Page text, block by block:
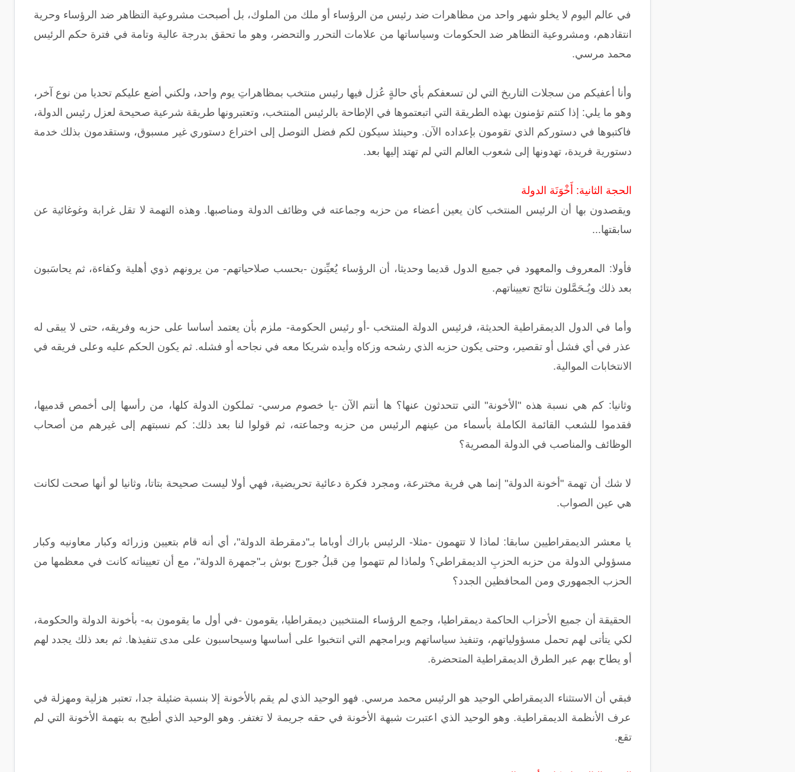
في عالم اليوم لا يخلو شهر واحد من مظاهرات ضد رئيس من الرؤساء أو ملك من الملوك، بل أصبحت مشروعية التظاهر ضد الرؤساء وحرية
انتقادهم، ومشروعية التظاهر ضد الحكومات وسياساتها من علامات التحرر والتحضر، وهو ما تحقق بدرجة عالية وتامة في فترة حكم الرئيس
محمد مرسي.
وأنا أعفيكم من سجلات التاريخ التي لن تسعفكم بأي حالةٍ عُزل فيها رئيس منتخب بمظاهراتِ يوم واحد، ولكني أضع عليكم تحديا من نوع آخر،
وهو ما يلي: إذا كنتم تؤمنون بهذه الطريقة التي اتبعتموها في الإطاحة بالرئيس المنتخب، وتعتبرونها طريقة شرعية صحيحة لعزل رئيس الدولة،
فاكتبوها في دستوركم الذي تقومون بإعداده الآن. وحينئذ سيكون لكم فضل التوصل إلى اختراع دستوري غير مسبوق، وستقدمون بذلك خدمة
دستورية فريدة، تهدونها إلى شعوب العالم التي لم تهتد إليها بعد.
الحجة الثانية: أَخْوَنَة الدولة
ويقصدون بها أن الرئيس المنتخب كان يعين أعضاء من حزبه وجماعته في وظائف الدولة ومناصبها. وهذه التهمة لا تقل غرابة وغوغائية عن
سابقتها...
فأولا: المعروف والمعهود في جميع الدول قديما وحديثا، أن الرؤساء يُعيِّنون -بحسب صلاحياتهم- من يرونهم ذوي أهلية وكفاءة، ثم يحاسَبون
بعد ذلك ويُـحَمَّلون نتائج تعييناتهم.
وأما في الدول الديمقراطية الحديثة، فرئيس الدولة المنتخب -أو رئيس الحكومة- ملزم بأن يعتمد أساسا على حزبه وفريقه، حتى لا يبقى له
عذر في أي فشل أو تقصير، وحتى يكون حزبه الذي رشحه وزكاه وأيده شريكا معه في نجاحه أو فشله. ثم يكون الحكم عليه وعلى فريقه في
الانتخابات الموالية.
وثانيا: كم هي نسبة هذه "الأخونة" التي تتحدثون عنها؟ ها أنتم الآن -يا خصوم مرسي- تملكون الدولة كلها، من رأسها إلى أخمص قدميها،
فقدموا للشعب القائمة الكاملة بأسماء من عينهم الرئيس من حزبه وجماعته، ثم قولوا لنا بعد ذلك: كم نسبتهم إلى غيرهم من أصحاب
الوظائف والمناصب في الدولة المصرية؟
لا شك أن تهمة "أخونة الدولة" إنما هي فرية مخترعة، ومجرد فكرة دعائية تحريضية، فهي أولا ليست صحيحة بتاتا، وثانيا لو أنها صحت لكانت
هي عين الصواب.
يا معشر الديمقراطيين سابقا: لماذا لا تتهمون -مثلا- الرئيس باراك أوباما بـ"دمقرطة الدولة"، أي أنه قام بتعيين وزرائه وكبار معاونيه وكبار
مسؤولي الدولة من حزبه الحزبِ الديمقراطي؟ ولماذا لم تتهموا مِن قبلُ جورج بوش بـ"جمهرة الدولة"، مع أن تعييناته كانت في معظمها من
الحزب الجمهوري ومن المحافظين الجدد؟
الحقيقة أن جميع الأحزاب الحاكمة ديمقراطيا، وجمع الرؤساء المنتخبين ديمقراطيا، يقومون -في أول ما يقومون به- بأخونة الدولة والحكومة،
لكي يتأتى لهم تحمل مسؤولياتهم، وتنفيذ سياساتهم وبرامجهم التي انتخبوا على أساسها وسيحاسبون على مدى تنفيذها. ثم بعد ذلك يجدد لهم
أو يطاح بهم عبر الطرق الديمقراطية المتحضرة.
فبقي أن الاستثناء الديمقراطي الوحيد هو الرئيس محمد مرسي. فهو الوحيد الذي لم يقم بالأخونة إلا بنسبة ضئيلة جدا، تعتبر هزلية ومهزلة في
عرف الأنظمة الديمقراطية. وهو الوحيد الذي اعتبرت شبهة الأخونة في حقه جريمة لا تغتفر. وهو الوحيد الذي أطيح به بتهمة الأخونة التي لم
تقع.